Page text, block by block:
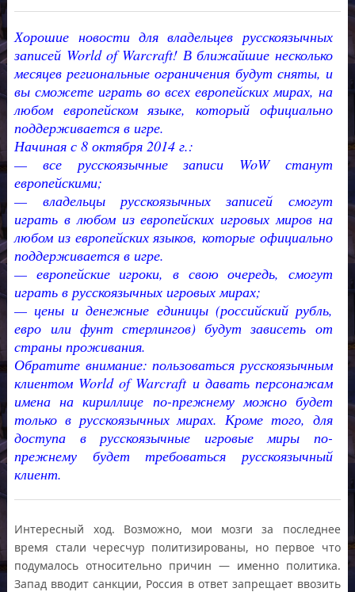
Хорошие новости для владельцев русскоязычных
записей World of Warcraft! В ближайшие несколько
месяцев региональные ограничения будут сняты, и
вы сможете играть во всех европейских мирах, на
любом европейском языке, который официально
поддерживается в игре.
Начиная с 8 октября 2014 г.:
— все русскоязычные записи WoW станут
европейскими;
— владельцы русскоязычных записей смогут
играть в любом из европейских игровых миров на
любом из европейских языков, которые официально
поддерживается в игре.
— европейские игроки, в свою очередь, смогут
играть в русскоязычных игровых мирах;
— цены и денежные единицы (российский рубль,
евро или фунт стерлингов) будут зависеть от
страны проживания.
Обратите внимание: пользоваться русскоязычным
клиентом World of Warcraft и давать персонажам
имена на кириллице по-прежнему можно будет
только в русскоязычных мирах. Кроме того, для
доступа в русскоязычные игровые миры по-
прежнему будет требоваться русскоязычный
клиент.
Интересный ход. Возможно, мои мозги за последнее
время стали чересчур политизированы, но первое что
подумалось относительно причин — именно политика.
Запад вводит санкции, Россия в ответ запрещает ввозить